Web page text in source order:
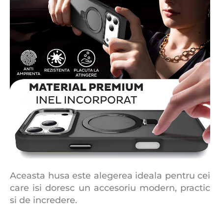
Aceasta husa este alegerea ideala pentru cei
care isi doresc un accesoriu modern, practic
si de incredere.